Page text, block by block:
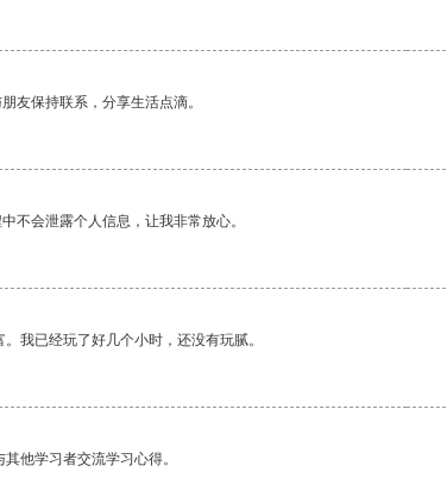
友保持联系，分享生活点滴。
不会泄露个人信息，让我非常放心。
我已经玩了好几个小时，还没有玩腻。
他学习者交流学习心得。